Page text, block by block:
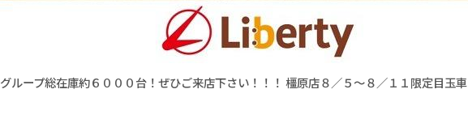
グループ総在庫約６０００台！ぜひご来店下さい！！！ 橿原店８／５〜８／１１限定目玉車